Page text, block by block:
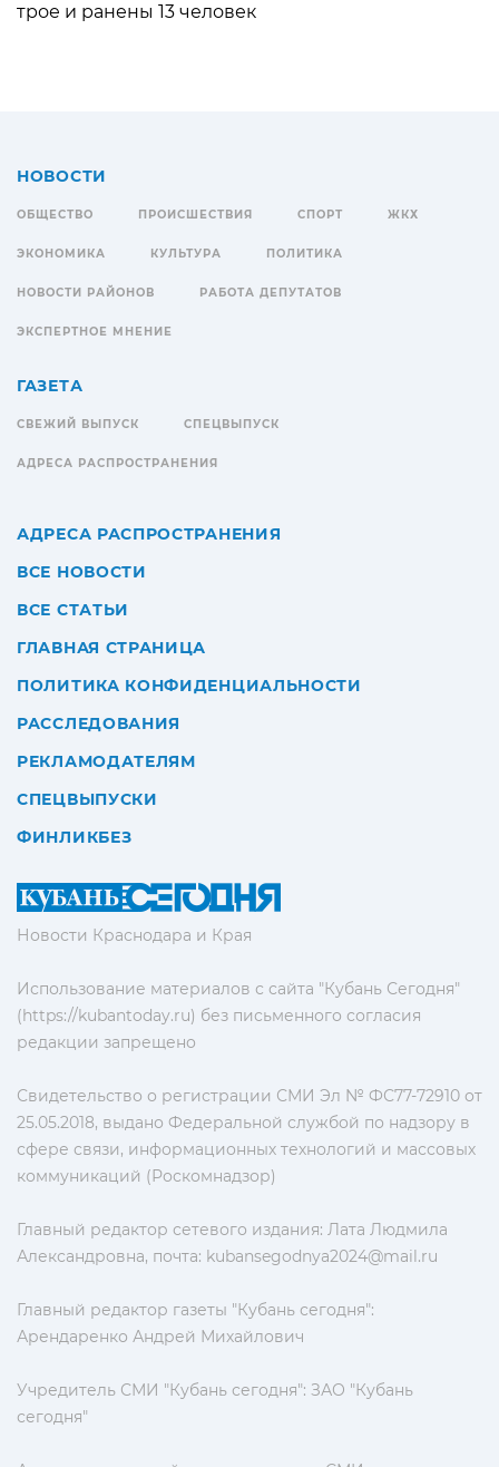
трое и ранены 13 человек
Новости Краснодара и Края
Использование материалов с сайта "Кубань Сегодня"
(https://kubantoday.ru) без письменного согласия
редакции запрещено
Свидетельство о регистрации СМИ Эл № ФС77-72910 от
25.05.2018, выдано Федеральной службой по надзору в
сфере связи, информационных технологий и массовых
коммуникаций (Роскомнадзор)
Главный редактор сетевого издания: Лата Людмила
Александровна, почта: kubansegodnya2024@mail.ru
Главный редактор газеты "Кубань сегодня":
Арендаренко Андрей Михайлович
Учредитель СМИ "Кубань сегодня": ЗАО "Кубань
сегодня"
НОВОСТИ
ОБЩЕСТВО ПРОИСШЕСТВИЯ СПОРТ ЖКХ
ЭКОНОМИКА КУЛЬТУРА ПОЛИТИКА
НОВОСТИ РАЙОНОВ РАБОТА ДЕПУТАТОВ
ЭКСПЕРТНОЕ МНЕНИЕ
ГАЗЕТА
СВЕЖИЙ ВЫПУСК СПЕЦВЫПУСК
АДРЕСА РАСПРОСТРАНЕНИЯ
АДРЕСА РАСПРОСТРАНЕНИЯ
ВСЕ НОВОСТИ
ВСЕ СТАТЬИ
ГЛАВНАЯ СТРАНИЦА
ПОЛИТИКА КОНФИДЕНЦИАЛЬНОСТИ
РАССЛЕДОВАНИЯ
РЕКЛАМОДАТЕЛЯМ
СПЕЦВЫПУСКИ
ФИНЛИКБЕЗ